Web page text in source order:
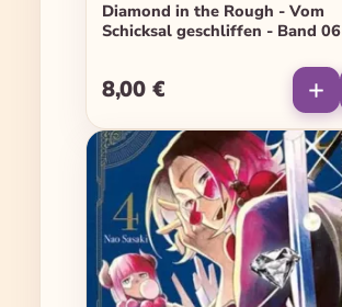
Diamond in the Rough - Vom
Schicksal geschliffen - Band 06
Regulärer Preis:
8,00 €